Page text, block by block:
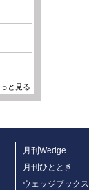
と見る
月刊Wedge
月刊ひととき
ウェッジブックス